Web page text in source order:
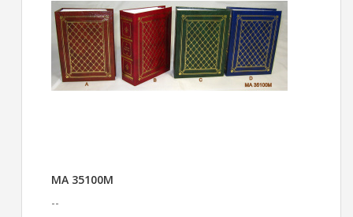
MA 35100M
--